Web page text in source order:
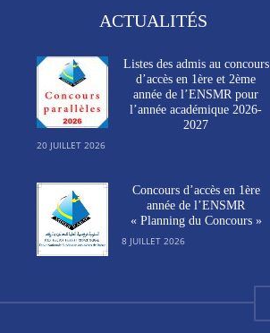
ACTUALITÉS
Listes des admis au concours
d’accès en 1ère et 2ème
année de l’ENSMR pour
l’année académique 2026-
2027
20 JUILLET 2026
Concours d’accès en 1ère
année de l’ENSMR
« Planning du Concours »
8 JUILLET 2026